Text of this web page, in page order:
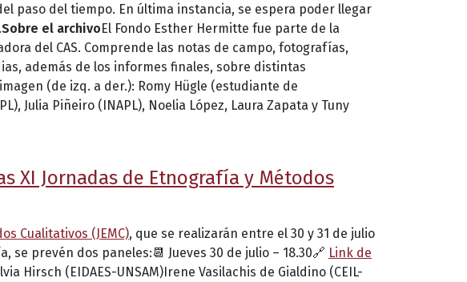
paso del tiempo. En última instancia, se espera poder llegar
Sobre el archivoEl Fondo Esther Hermitte fue parte de la
del CAS. Comprende las notas de campo, fotografías,
además de los informes finales, sobre distintas
(de izq. a der.): Romy Hügle (estudiante de
Julia Piñeiro (INAPL), Noelia López, Laura Zapata y Tuny
XI Jornadas de Etnografía y Métodos
Cualitativos (JEMC), que se realizarán entre el 30 y 31 de julio
prevén dos paneles:📆 Jueves 30 de julio – 18.30🔗 Link de
Hirsch (EIDAES-UNSAM)Irene Vasilachis de Gialdino (CEIL-